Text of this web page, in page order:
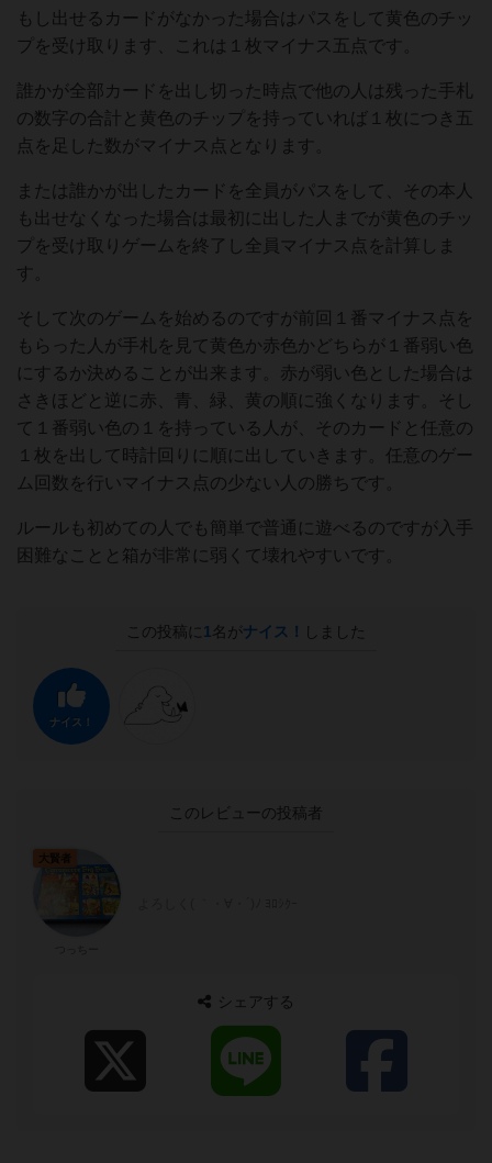
もし出せるカードがなかった場合はパスをして黄色のチッ
プを受け取ります、これは１枚マイナス五点です。
誰かが全部カードを出し切った時点で他の人は残った手札
の数字の合計と黄色のチップを持っていれば１枚につき五
点を足した数がマイナス点となります。
または誰かが出したカードを全員がパスをして、その本人
も出せなくなった場合は最初に出した人までが黄色のチッ
プを受け取りゲームを終了し全員マイナス点を計算しま
す。
そして次のゲームを始めるのですが前回１番マイナス点を
もらった人が手札を見て黄色か赤色かどちらが１番弱い色
にするか決めることが出来ます。赤が弱い色とした場合は
さきほどと逆に赤、青、緑、黄の順に強くなります。そし
て１番弱い色の１を持っている人が、そのカードと任意の
１枚を出して時計回りに順に出していきます。任意のゲー
ム回数を行いマイナス点の少ない人の勝ちです。
ルールも初めての人でも簡単で普通に遊べるのですが入手
困難なことと箱が非常に弱くて壊れやすいです。
この投稿に 1 名がナイス！ しました
ナイス！
このレビューの投稿者
大賢者
シェアする